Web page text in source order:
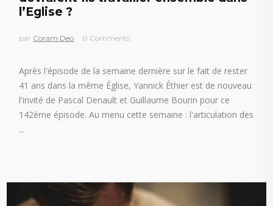
l’Eglise ?
par Coram Deo 0 Comments
Après l'épisode de la semaine dernière sur le fait de rester
41 ans dans la même Église, Yannick Éthier est de nouveau
l'invité de Pascal Denault et Guillaume Bourin pour ce
142ème épisode. Au menu cette semaine : l'articulation des